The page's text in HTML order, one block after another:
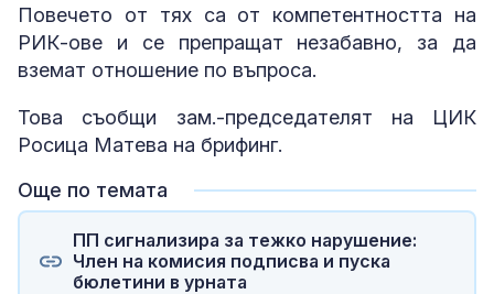
Повечето от тях са от компетентността на
РИК-ове и се препращат незабавно, за да
вземат отношение по въпроса.
Това съобщи зам.-председателят на ЦИК
Росица Матева на брифинг.
Още по темата
ПП сигнализира за тежко нарушение:
Член на комисия подписва и пуска
бюлетини в урната